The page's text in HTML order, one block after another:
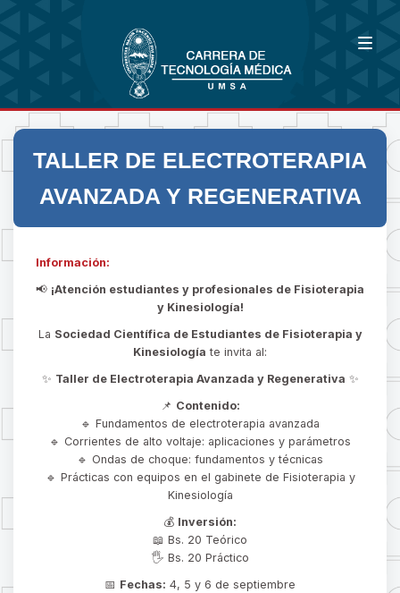
TALLER DE ELECTROTERAPIA
AVANZADA Y REGENERATIVA
Información:
📢 ¡Atención estudiantes y profesionales de Fisioterapia
y Kinesiología!
La Sociedad Científica de Estudiantes de Fisioterapia y
Kinesiología te invita al:
✨ Taller de Electroterapia Avanzada y Regenerativa ✨
📌 Contenido:
🔹 Fundamentos de electroterapia avanzada
🔹 Corrientes de alto voltaje: aplicaciones y parámetros
🔹 Ondas de choque: fundamentos y técnicas
🔹 Prácticas con equipos en el gabinete de Fisioterapia y
Kinesiología
💰 Inversión:
📖 Bs. 20 Teórico
🖐️ Bs. 20 Práctico
📅 Fechas: 4, 5 y 6 de septiembre